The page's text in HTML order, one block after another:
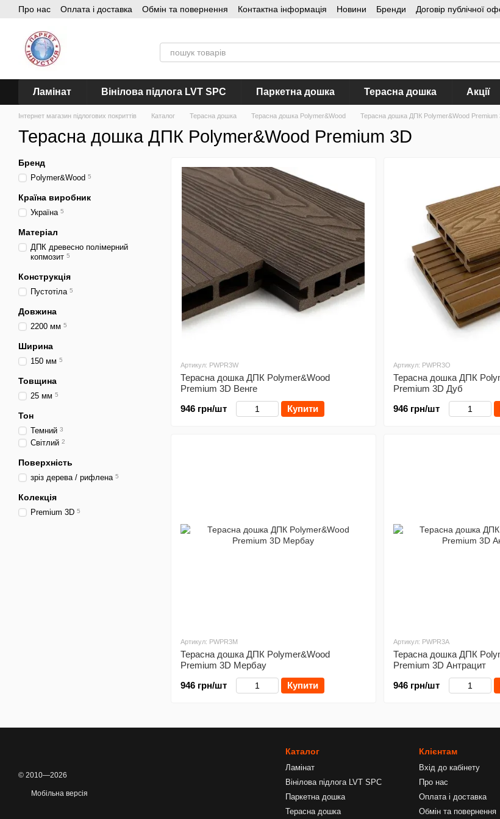
Перейти до основного контенту
Про нас Оплата і доставка Обмін та повернення Контактна інформація Новини Бренди Договір публічної
Ламінат Вінілова підлога LVT SPC Паркетна дошка Терасна дошка Акції
Інтернет магазин підлогових покриттів Каталог Терасна дошка Терасна дошка Polymer&Wood Терасна дошка ДПК Polymer&Wood Premium
Терасна дошка ДПК Polymer&Wood Premium 3D
Артикул: PWPR3W
Терасна дошка ДПК Polymer&Wood
Premium 3D Венге
946 грн/шт
Купити
Артикул: PWPR3O
Терасна дошка ДПК
Premium 3D Дуб
946 грн/шт
Артикул: PWPR3M
Терасна дошка ДПК Polymer&Wood
Premium 3D Мербау
946 грн/шт
Купити
Артикул: PWPR3A
Терасна дошка ДПК
Premium 3D Антрацит
946 грн/шт
Бренд
Polymer&Wood 5
Країна виробник
Україна 5
Матеріал
ДПК древесно полімерний
копмозит 5
Конструкція
Пустотіла 5
Довжина
2200 мм 5
Ширина
150 мм 5
Товщина
25 мм 5
Тон
Темний 3
Світлий 2
Поверхність
зріз дерева / рифлена 5
Колекція
Premium 3D 5
© 2010—2026
Мобільна версія
Каталог
Ламінат
Вінілова підлога LVT SPC
Паркетна дошка
Терасна дошка
Клієнтам
Вхід до кабінету
Про нас
Оплата і доставка
Обмін та повернення